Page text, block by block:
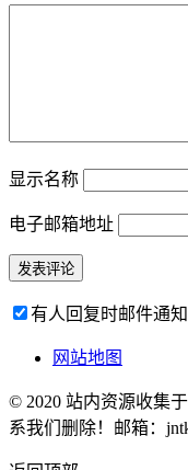
显示名称
电子邮箱地址
有人回复时邮件通
网站地图
© 2020 站内资源收集
系我们删除！邮箱：